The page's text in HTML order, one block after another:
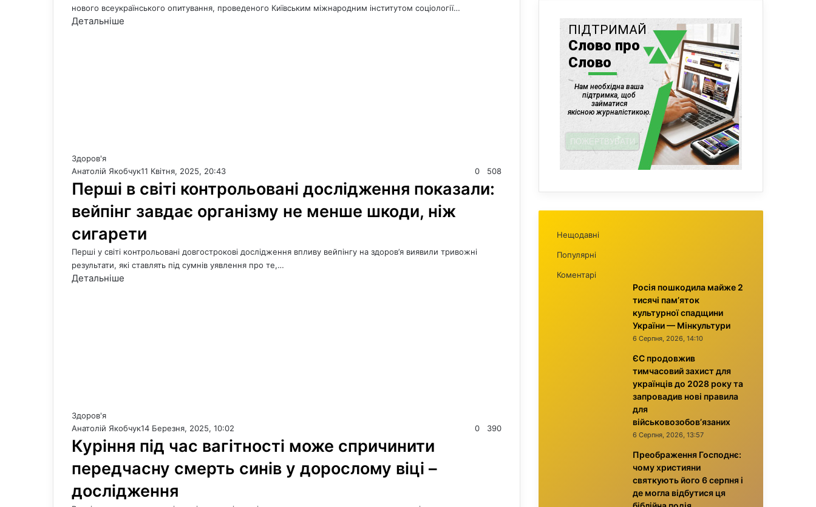
нового всеукраїнського опитування, проведеного Київським міжнародним інститутом соціології…
Детальніше
Здоров'я
Анатолій Якобчук11 Квітня, 2025, 20:43 0 508
Перші в світі контрольовані дослідження показали:
вейпінг завдає організму не менше шкоди, ніж
сигарети
Перші у світі контрольовані довгострокові дослідження впливу вейпінгу на здоров’я виявили тривожні
результати, які ставлять під сумнів уявлення про те,…
Детальніше
Здоров'я
Анатолій Якобчук14 Березня, 2025, 10:02 0 390
Куріння під час вагітності може спричинити
передчасну смерть синів у дорослому віці –
дослідження
Нещодавні
Популярні
Коментарі
Росія пошкодила майже 2
тисячі пам’яток
культурної спадщини
України — Мінкультури
6 Серпня, 2026, 14:10
ЄС продовжив
тимчасовий захист для
українців до 2028 року та
запровадив нові правила
для
військовозобов’язаних
6 Серпня, 2026, 13:57
Преображення Господнє:
чому християни
святкують його 6 серпня і
де могла відбутися ця